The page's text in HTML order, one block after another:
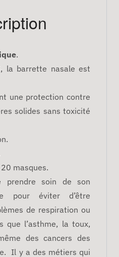
.
la barrette nasale est
une protection contre
solides sans toxicité
masques.
soin de son
pour éviter d’être
de respiration ou
que l’asthme, la toux,
des cancers des
Il y a des métiers qui